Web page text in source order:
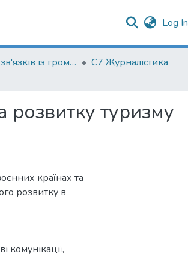
Log In
Кафедра зв'язків із громадськістю
С7 Журналістика
розвитку туризму
країнах та
розвитку в
комунікації,